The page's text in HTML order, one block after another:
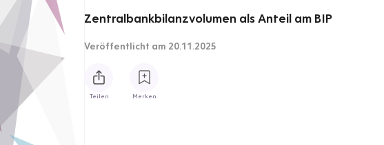
Zentralbankbilanzvolumen als Anteil am BIP
Veröffentlicht am 20.11.2025
Teilen Merken